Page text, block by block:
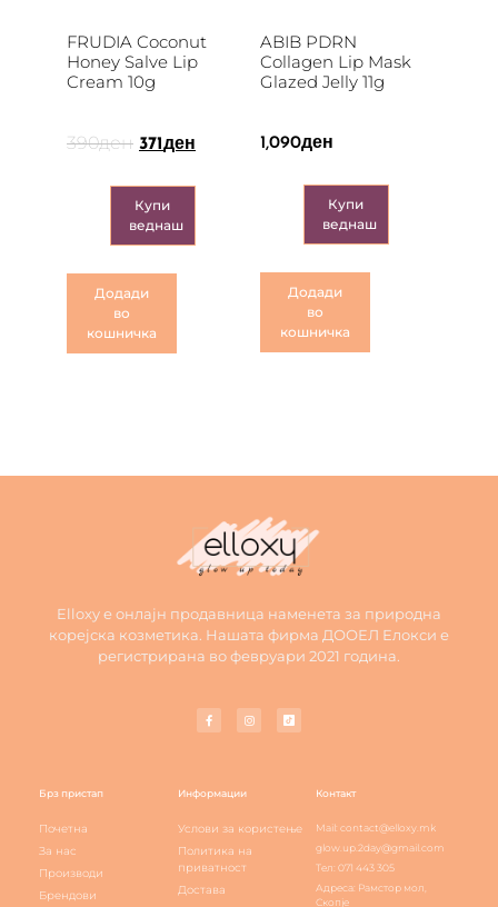
FRUDIA Coconut
Honey Salve Lip
Cream 10g
390ден 371ден
Купи
веднаш
Додади
во
кошничка
ABIB PDRN
Collagen Lip Mask
Glazed Jelly 11g
1,090ден
Купи
веднаш
Додади
во
кошничка
Elloxy е онлајн продавница наменета за природна
корејска козметика. Нашата фирма ДООЕЛ Елокси е
регистрирана во февруари 2021 година.
Брз пристап
Почетна
За нас
Производи
Брендови
Информации
Услови за користење
Политика на
приватност
Достава
Контакт
Mail: contact@elloxy.mk
glow.up.2day@gmail.com
Тел: 071 443 305
Адреса: Рамстор мол,
Скопје